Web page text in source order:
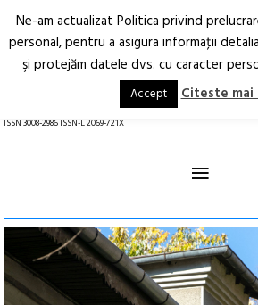
Arhitectură.
Oraș.
ISSN 3008-2986 ISSN-L 2069-721X
≡
Ne-am actualizat Politica privind
personal, pentru a asigura informaţii
şi protejăm datele dvs. cu caracter
Accept Citeste mai